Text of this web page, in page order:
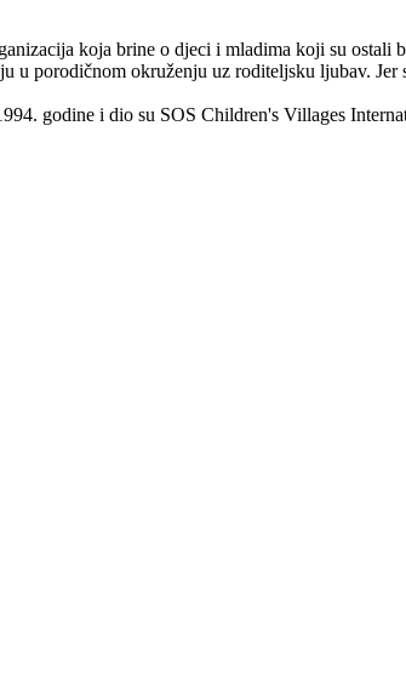
koja brine o djeci i mladima koji su ostali
u porodičnom okruženju uz roditeljsku ljubav.
godine i dio su SOS Children's Villages